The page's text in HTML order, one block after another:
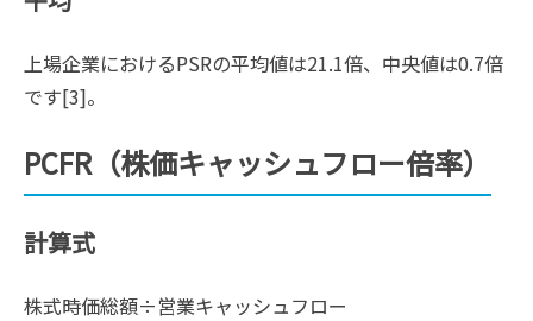
上場企業におけるPSRの平均値は21.1倍、中央値は0.7倍
です[3]。
PCFR（株価キャッシュフロー倍率）
計算式
株式時価総額÷営業キャッシュフロー